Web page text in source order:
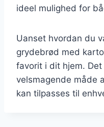
ideel mulighed for
Uanset hvordan du
grydebrød med
favorit i dit hjem.
velsmagende måde
kan tilpasses til